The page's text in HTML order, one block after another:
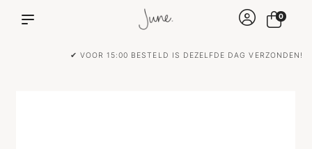
✔ VOOR 15:00 BESTELD IS DEZELFDE DAG VERZONDEN!
0